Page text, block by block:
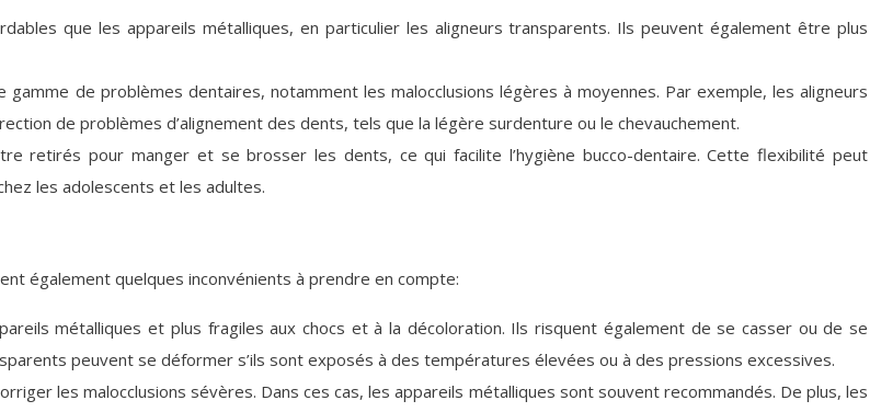
que les appareils métalliques, en particulier les aligneurs transparents. Ils peuvent également être plus
de problèmes dentaires, notamment les malocclusions légères à moyennes. Par exemple, les aligneurs
de problèmes d’alignement des dents, tels que la légère surdenture ou le chevauchement.
retirés pour manger et se brosser les dents, ce qui facilite l’hygiène bucco-dentaire. Cette flexibilité peut
les adolescents et les adultes.
également quelques inconvénients à prendre en compte:
métalliques et plus fragiles aux chocs et à la décoloration. Ils risquent également de se casser ou de se
peuvent se déformer s’ils sont exposés à des températures élevées ou à des pressions excessives.
les malocclusions sévères. Dans ces cas, les appareils métalliques sont souvent recommandés. De plus, les